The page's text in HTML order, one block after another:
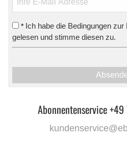
* Ich habe die Bedingungen
gelesen und stimme diesen zu.
Abonnentenservice